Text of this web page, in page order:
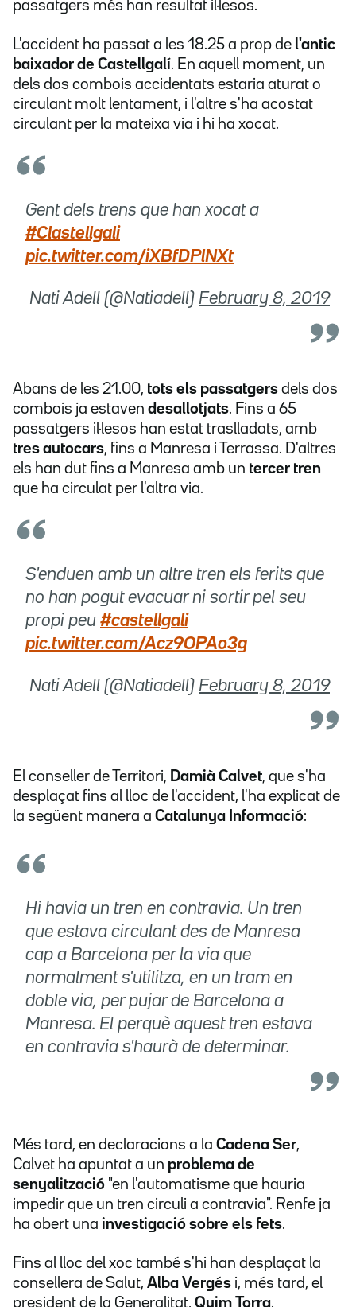
passatgers més han resultat il·lesos.
L'accident ha passat a les 18.25 a prop de l'antic
baixador de Castellgalí. En aquell moment, un
dels dos combois accidentats estaria aturat o
circulant molt lentament, i l'altre s'ha acostat
circulant per la mateixa via i hi ha xocat.
Gent dels trens que han xocat a
#Clastellgali
pic.twitter.com/iXBfDPlNXt
 Nati Adell (@Natiadell) February 8, 2019
Abans de les 21.00, tots els passatgers dels dos
combois ja estaven desallotjats. Fins a 65
passatgers il·lesos han estat traslladats, amb
tres autocars, fins a Manresa i Terrassa. D'altres
els han dut fins a Manresa amb un tercer tren
que ha circulat per l'altra via.
S'enduen amb un altre tren els ferits que
no han pogut evacuar ni sortir pel seu
propi peu #castellgali
pic.twitter.com/Acz9OPAo3g
 Nati Adell (@Natiadell) February 8, 2019
El conseller de Territori, Damià Calvet, que s'ha
desplaçat fins al lloc de l'accident, l'ha explicat de
la següent manera a Catalunya Informació:
Hi havia un tren en contravia. Un tren
que estava circulant des de Manresa
cap a Barcelona per la via que
normalment s'utilitza, en un tram en
doble via, per pujar de Barcelona a
Manresa. El perquè aquest tren estava
en contravia s'haurà de determinar.
Més tard, en declaracions a la Cadena Ser,
Calvet ha apuntat a un problema de
senyalització "en l'automatisme que hauria
impedir que un tren circuli a contravia". Renfe ja
ha obert una investigació sobre els fets.
Fins al lloc del xoc també s'hi han desplaçat la
consellera de Salut, Alba Vergés i, més tard, el
president de la Generalitat, Quim Torra.